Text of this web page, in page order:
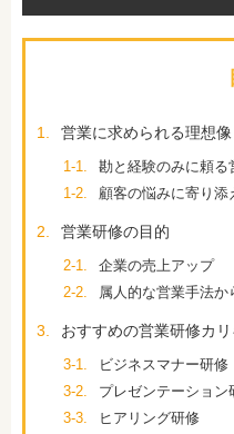
1. 営業に求められる理想像
1-1.
勘と経験のみに頼る
1-2.
顧客の悩みに寄り添
2. 営業研修の目的
2-1.
企業の売上アップ
2-2.
属人的な営業手法か
3. おすすめの営業研修カ
3-1.
ビジネスマナー研修
3-2.
プレゼンテーション
3-3.
ヒアリング研修